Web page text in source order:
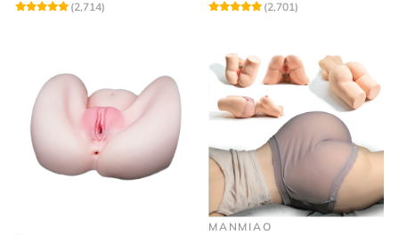
(2,714)
(2,701)
MANMIAO